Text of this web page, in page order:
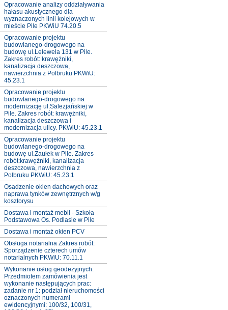
Opracowanie analizy oddziaływania
hałasu akustycznego dla
wyznaczonych linii kolejowych w
mieście Pile PKWiU 74.20.5
Opracowanie projektu
budowlanego-drogowego na
budowę ul.Lelewela 131 w Pile.
Zakres robót: krawężniki,
kanalizacja deszczowa,
nawierzchnia z Polbruku PKWiU:
45.23.1
Opracowanie projektu
budowlanego-drogowego na
modernizację ul.Salezjańskiej w
Pile. Zakres robót: krawężniki,
kanalizacja deszczowa i
modernizacja ulicy. PKWiU: 45.23.1
Opracowanie projektu
budowlanego-drogowego na
budowę ul.Zaułek w Pile. Zakres
robót:krawężniki, kanalizacja
deszczowa, nawierzchnia z
Polbruku PKWiU: 45.23.1
Osadzenie okien dachowych oraz
naprawa tynków zewnętrznych w/g
kosztorysu
Dostawa i montaż mebli - Szkoła
Podstawowa Os. Podlasie w Pile
Dostawa i montaż okien PCV
Obsługa notarialna Zakres robót:
Sporządzenie czterech umów
notarialnych PKWiU: 70.11.1
Wykonanie usług geodezyjnych.
Przedmiotem zamówienia jest
wykonanie następujących prac:
zadanie nr 1: podział nieruchomości
oznaczonych numerami
ewidencyjnymi: 100/32, 100/31,